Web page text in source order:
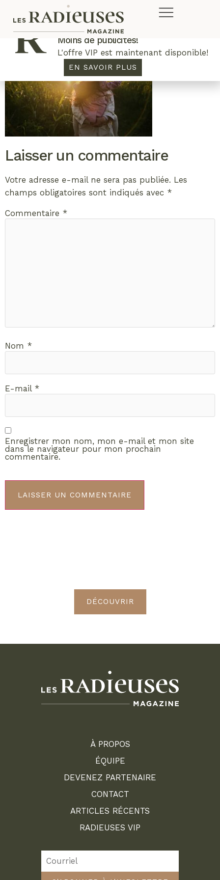
Laisser un commentaire
Votre adresse e-mail ne sera pas publiée. Les
champs obligatoires sont indiqués avec *
Commentaire *
Nom *
E-mail *
Enregistrer mon nom, mon e-mail et mon site
dans le navigateur pour mon prochain
commentaire.
DÉCOUVRIR
À PROPOS
ÉQUIPE
DEVENEZ PARTENAIRE
CONTACT
ARTICLES RÉCENTS
RADIEUSES VIP
Plus de concours. Plus de rabais.
Moins de publicités!
L'offre VIP est maintenant disponible!
EN SAVOIR PLUS